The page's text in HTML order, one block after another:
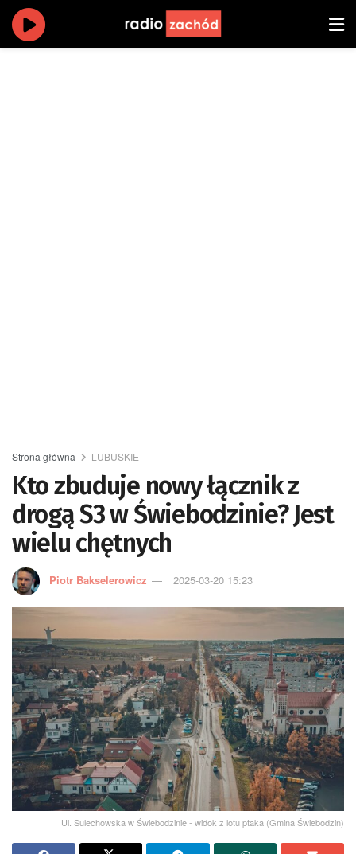
Strona główna LUBUSKIE
Kto zbuduje nowy łącznik z
drogą S3 w Świebodzinie? Jest
wielu chętnych
Piotr Bakselerowicz 2025-03-20 15:23
Ul. Sulechowska w Świebodzinie - widok z lotu ptaka (Gmina Świebodzin)